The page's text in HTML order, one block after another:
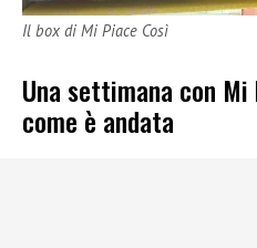
Il box di Mi Piace Così
Una settimana con
come è andata